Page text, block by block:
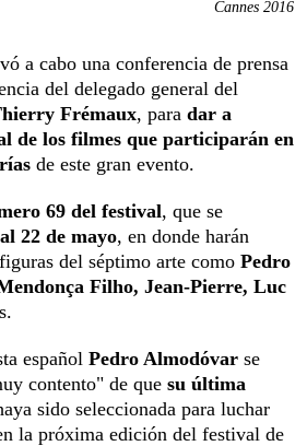
Cannes 2016
a cabo una conferencia de prensa
del delegado general del
Frémaux, para dar a
de los filmes que participarán en
de este gran evento.
69 del festival, que se
22 de mayo, en donde harán
del séptimo arte como Pedro
Filho, Jean-Pierre, Luc
español Pedro Almodóvar se
contento" de que su última
sido seleccionada para luchar
la próxima edición del festival de